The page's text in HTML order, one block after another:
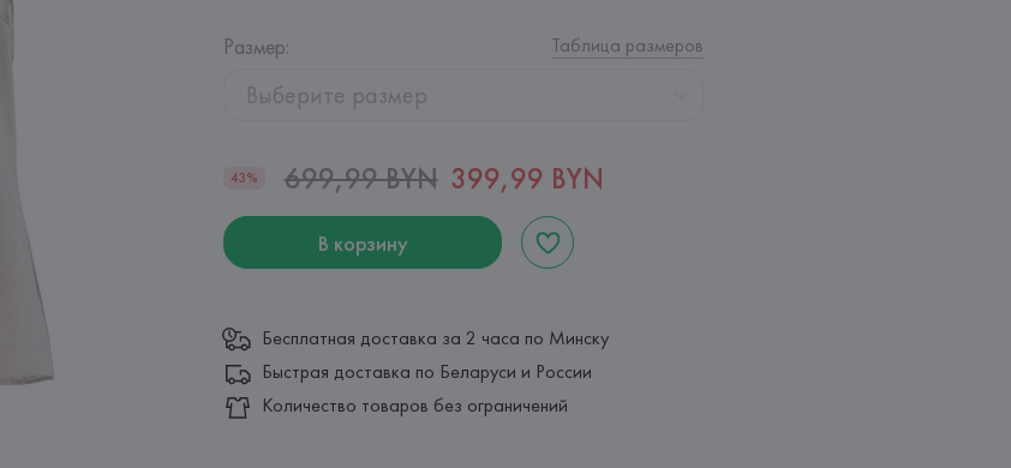
Размер: Таблица размеров
Выберите размер
43% 699,99 BYN 399,99 BYN
В корзину
Бесплатная доставка за 2 часа по Минску
Быстрая доставка по Беларуси и России
Количество товаров без ограничений